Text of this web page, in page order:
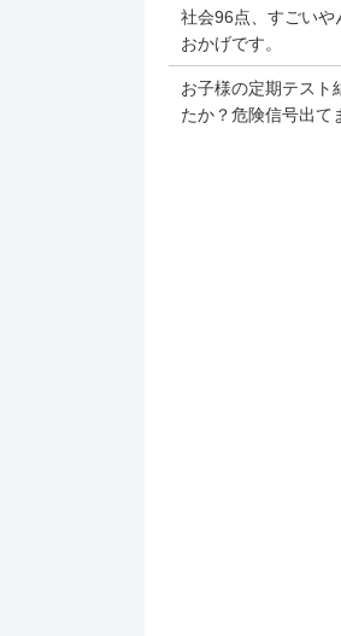
社会96点、すごいや
おかげです。
お子様の定期テスト
たか？危険信号出て